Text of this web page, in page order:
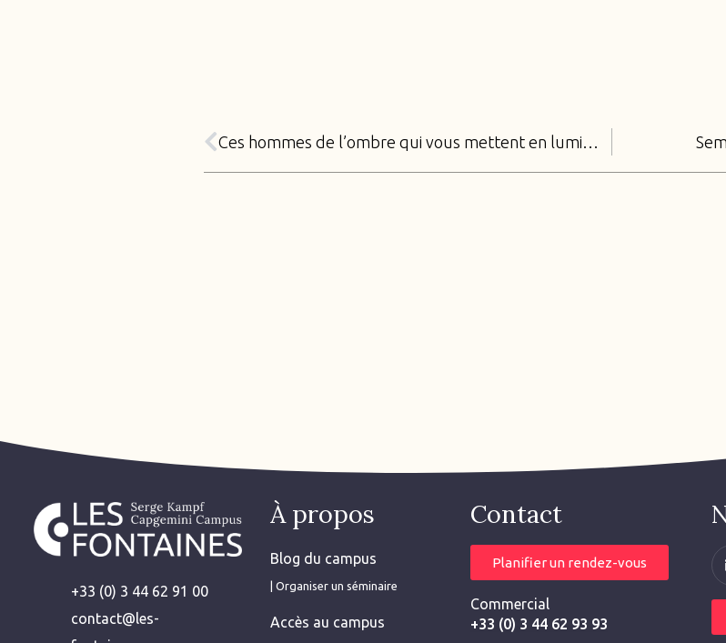
Ces hommes de l’ombre qui vous mettent en lumière
+33 (0) 3 44 62 91 00
contact@les-
À propos
Blog du campus
| Organiser un séminaire
Accès au campus
Contact
Planifier un rendez-vous
Commercial
+33 (0) 3 44 62 93 93